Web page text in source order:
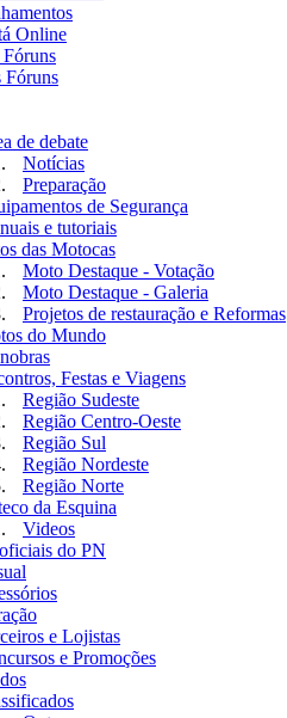
Online
Fóruns
Fóruns
de debate
Notícias
Preparação
de Segurança
e tutoriais
das Motocas
Moto Destaque - Votação
Moto Destaque - Galeria
Projetos de restauração e Reformas
do Mundo
Festas e Viagens
Região Sudeste
Região Centro-Oeste
Região Sul
Região Nordeste
Região Norte
da Esquina
Videos
do PN
e Lojistas
e Promoções